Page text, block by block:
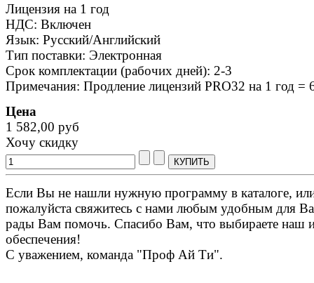
Лицензия на 1 год
НДС: Включен
Язык: Русский/Английский
Тип поставки: Электронная
Срок комплектации (рабочих дней): 2-3
Примечания: Продление лицензий PRO32 на 1 год =
Цена
1 582,00 руб
Хочу скидку
Если Вы не нашли нужную программу в каталоге,
пожалуйста свяжитесь с нами любым удобным для
рады Вам помочь. Спасибо Вам, что выбираете наш
обеспечения!
С уважением, команда "Проф Ай Ти".